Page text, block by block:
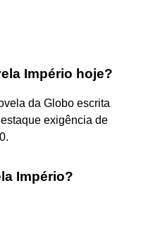
Império hoje?
da Globo escrita
exigência de
Império?